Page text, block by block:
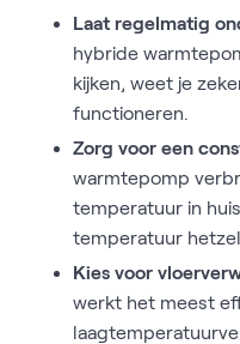
Laat regelmatig
hybride
kijken, weet je
functioneren.
Zorg voor een
warmtepomp
temperatuur in
temperatuur
Kies voor
werkt het meest